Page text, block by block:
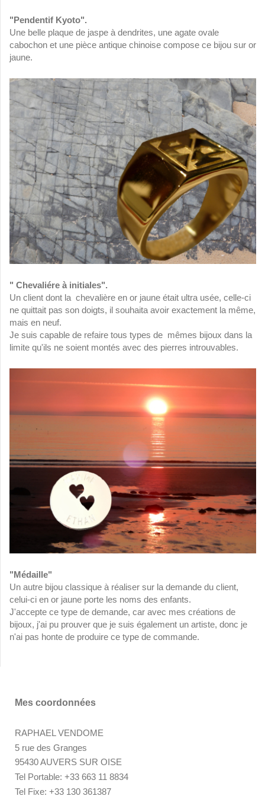
"Pendentif Kyoto".
Une belle plaque de jaspe à dendrites, une agate ovale
cabochon et une pièce antique chinoise compose ce bijou sur or
jaune.
" Chevaliére à initiales".
Un client dont la chevalière en or jaune était ultra usée, celle-ci
ne quittait pas son doigts, il souhaita avoir exactement la même,
mais en neuf.
Je suis capable de refaire tous types de mêmes bijoux dans la
limite qu'ils ne soient montés avec des pierres introuvables.
"Médaille"
Un autre bijou classique à réaliser sur la demande du client,
celui-ci en or jaune porte les noms des enfants.
J'accepte ce type de demande, car avec mes créations de
bijoux, j'ai pu prouver que je suis également un artiste, donc je
n'ai pas honte de produire ce type de commande.
Mes coordonnées
RAPHAEL VENDOME
5 rue des Granges
95430 AUVERS SUR OISE
Tel Portable: +33 663 11 8834
Tel Fixe: +33 130 361387